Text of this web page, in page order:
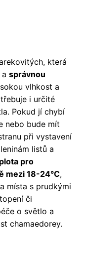
která
a správnou
vlhkost a
i určité
Pokud jí chybí
nebo bude mít
při vystavení
listů a
pro
mezi 18-24°C,
místa s prudkými
či
o světlo a
chamaedorey.